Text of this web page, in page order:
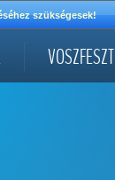
szükségesek!
VOSZFESZT